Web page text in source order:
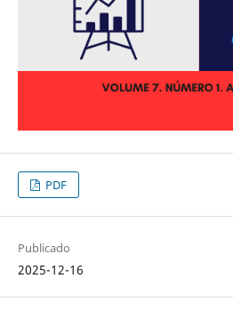
PDF
Publicado
2025-12-16